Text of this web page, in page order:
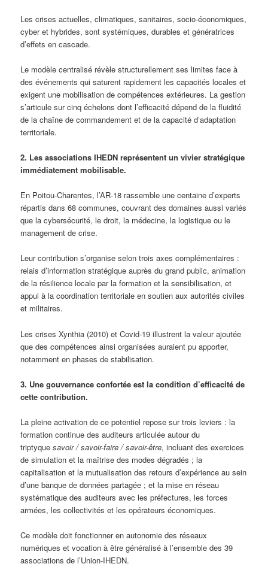
Les crises actuelles, climatiques, sanitaires, socio-économiques,
cyber et hybrides, sont systémiques, durables et génératrices
d’effets en cascade.
Le modèle centralisé révèle structurellement ses limites face à
des événements qui saturent rapidement les capacités locales et
exigent une mobilisation de compétences extérieures. La gestion
s’articule sur cinq échelons dont l’efficacité dépend de la fluidité
de la chaîne de commandement et de la capacité d’adaptation
territoriale.
2. Les associations IHEDN représentent un vivier stratégique
immédiatement mobilisable.
En Poitou-Charentes, l’AR-18 rassemble une centaine d’experts
répartis dans 68 communes, couvrant des domaines aussi variés
que la cybersécurité, le droit, la médecine, la logistique ou le
management de crise.
Leur contribution s’organise selon trois axes complémentaires :
relais d’information stratégique auprès du grand public, animation
de la résilience locale par la formation et la sensibilisation, et
appui à la coordination territoriale en soutien aux autorités civiles
et militaires.
Les crises Xynthia (2010) et Covid-19 illustrent la valeur ajoutée
que des compétences ainsi organisées auraient pu apporter,
notamment en phases de stabilisation.
3. Une gouvernance confortée est la condition d’efficacité de
cette contribution.
La pleine activation de ce potentiel repose sur trois leviers : la
formation continue des auditeurs articulée autour du
triptyquesavoir / savoir-faire / savoir-être, incluant des exercices
de simulation et la maîtrise des modes dégradés ; la
capitalisation et la mutualisation des retours d’expérience au sein
d’une banque de données partagée ; et la mise en réseau
systématique des auditeurs avec les préfectures, les forces
armées, les collectivités et les opérateurs économiques.
Ce modèle doit fonctionner en autonomie des réseaux
numériques et vocation à être généralisé à l’ensemble des 39
associations de l’Union-IHEDN.